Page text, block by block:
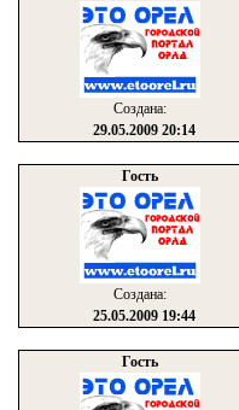
Создана:
29.05.2009 20:14
Гость
Создана:
25.05.2009 19:44
Гость